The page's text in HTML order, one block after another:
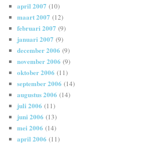
april 2007 (10)
maart 2007 (12)
februari 2007 (9)
januari 2007 (9)
december 2006 (9)
november 2006 (9)
oktober 2006 (11)
september 2006 (14)
augustus 2006 (14)
juli 2006 (11)
juni 2006 (13)
mei 2006 (14)
april 2006 (11)